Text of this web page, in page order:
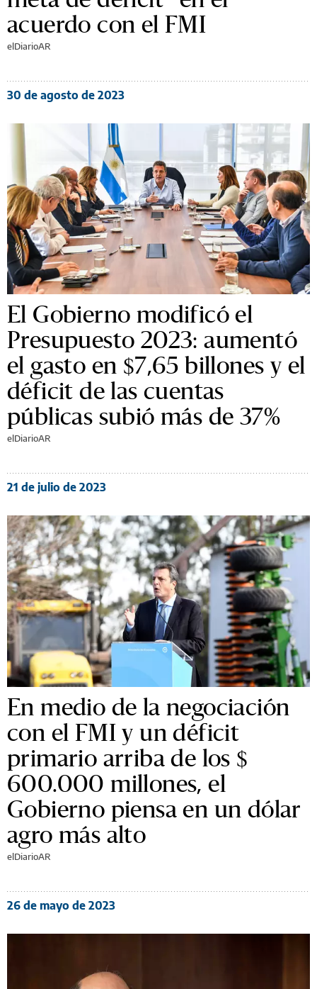
acuerdo con el FMI
elDiarioAR
30 de agosto de 2023
El Gobierno modificó el
Presupuesto 2023: aumentó
el gasto en $7,65 billones y el
déficit de las cuentas
públicas subió más de 37%
elDiarioAR
21 de julio de 2023
En medio de la negociación
con el FMI y un déficit
primario arriba de los $
600.000 millones, el
Gobierno piensa en un dólar
agro más alto
elDiarioAR
26 de mayo de 2023